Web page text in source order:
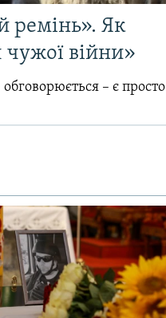
ремінь». Як
чужої війни»
– є просто